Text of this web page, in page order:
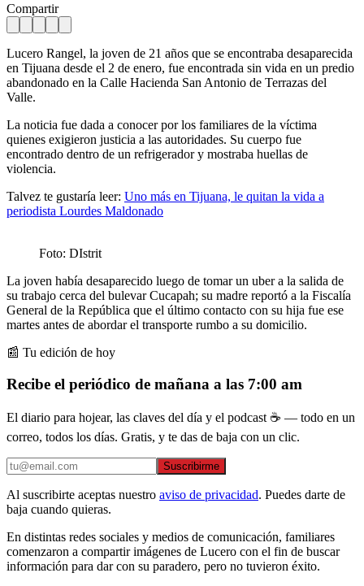
Compartir
Lucero Rangel, la joven de 21 años que se encontraba desaparecida
en Tijuana desde el 2 de enero, fue encontrada sin vida en un predio
abandonado en la Calle Hacienda San Antonio de Terrazas del
Valle.
La noticia fue dada a conocer por los familiares de la víctima
quienes exigieron justicia a las autoridades. Su cuerpo fue
encontrado dentro de un refrigerador y mostraba huellas de
violencia.
Talvez te gustaría leer: Uno más en Tijuana, le quitan la vida a
periodista Lourdes Maldonado
Foto: DIstrit
La joven había desaparecido luego de tomar un uber a la salida de
su trabajo cerca del bulevar Cucapah; su madre reportó a la Fiscalía
General de la República que el último contacto con su hija fue ese
martes antes de abordar el transporte rumbo a su domicilio.
📰 Tu edición de hoy
Recibe el periódico de mañana a las 7:00 am
El diario para hojear, las claves del día y el podcast ☕ — todo en un
correo, todos los días. Gratis, y te das de baja con un clic.
Suscribirme
Al suscribirte aceptas nuestro aviso de privacidad. Puedes darte de
baja cuando quieras.
En distintas redes sociales y medios de comunicación, familiares
comenzaron a compartir imágenes de Lucero con el fin de buscar
información para dar con su paradero, pero no tuvieron éxito.